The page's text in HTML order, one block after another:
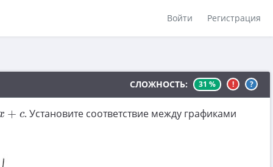
Войти Регистрация
СЛОЖНОСТЬ: 31 % ! ?
+ c. Установите соответствие между графиками